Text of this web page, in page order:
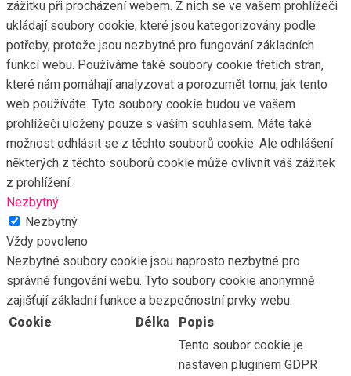
zážitku při procházení webem. Z nich se ve vašem prohlížeči
ukládají soubory cookie, které jsou kategorizovány podle
potřeby, protože jsou nezbytné pro fungování základních
funkcí webu. Používáme také soubory cookie třetích stran,
které nám pomáhají analyzovat a porozumět tomu, jak tento
web používáte. Tyto soubory cookie budou ve vašem
prohlížeči uloženy pouze s vaším souhlasem. Máte také
možnost odhlásit se z těchto souborů cookie. Ale odhlášení
některých z těchto souborů cookie může ovlivnit váš zážitek
z prohlížení.
Nezbytný
Nezbytný
Vždy povoleno
Nezbytné soubory cookie jsou naprosto nezbytné pro
správné fungování webu. Tyto soubory cookie anonymně
zajišťují základní funkce a bezpečnostní prvky webu.
Cookie
Délka Popis
Tento soubor cookie je
nastaven pluginem GDPR